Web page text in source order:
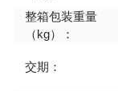
整箱包装重量
（kg）：
交期：